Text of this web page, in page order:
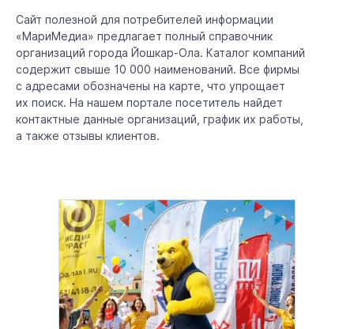
Сайт полезной для потребителей информации
«МариМедиа» предлагает полный справочник
организаций города Йошкар-Ола. Каталог компаний
содержит свыше 10 000 наименований. Все фирмы
с адресами обозначены на карте, что упрощает
их поиск. На нашем портале посетитель найдет
контактные данные организаций, график их работы,
а также отзывы клиентов.